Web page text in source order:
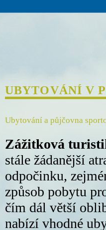
UBYTOVÁNÍ V
Ubytování a půjčovna
Zážitková
stále žádanější
odpočinku,
způsob pobytu
čím dál větší
nabízí vhodné